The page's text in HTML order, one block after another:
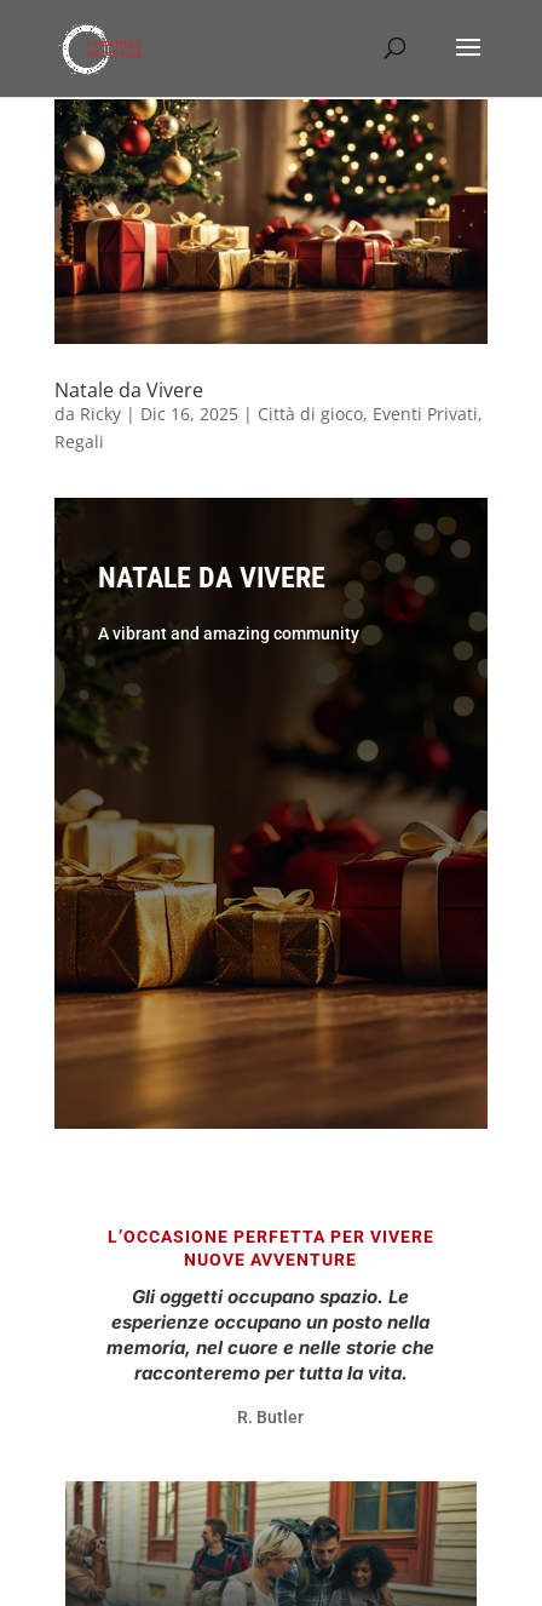
Natale da Vivere
da Ricky| Dic 16, 2025| Città di gioco, Eventi Privati,
Regali
NATALE DA VIVERE
A vibrant and amazing community
L’OCCASIONE PERFETTA PER VIVERE
NUOVE AVVENTURE
Gli oggetti occupano spazio. Le
esperienze occupano un posto nella
memoria, nel cuore e nelle storie che
racconteremo per tutta la vita.
R. Butler